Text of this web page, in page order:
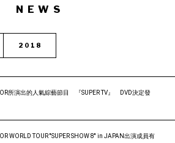
NEWS
2018
所演出的人氣綜藝節目 『SUPER TV』 DVD決定發
WORLD TOUR ''SUPER SHOW 8'' in JAPAN出演成員有